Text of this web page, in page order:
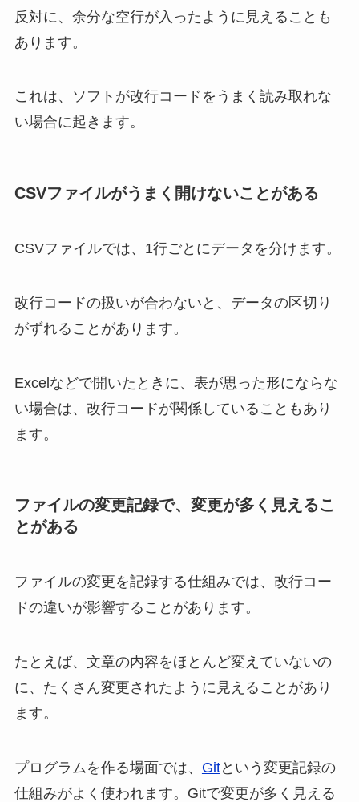
反対に、余分な空行が入ったように見えることも
あります。
これは、ソフトが改行コードをうまく読み取れな
い場合に起きます。
CSVファイルがうまく開けないことがある
CSVファイルでは、1行ごとにデータを分けます。
改行コードの扱いが合わないと、データの区切り
がずれることがあります。
Excelなどで開いたときに、表が思った形にならな
い場合は、改行コードが関係していることもあり
ます。
ファイルの変更記録で、変更が多く見えるこ
とがある
ファイルの変更を記録する仕組みでは、改行コー
ドの違いが影響することがあります。
たとえば、文章の内容をほとんど変えていないの
に、たくさん変更されたように見えることがあり
ます。
プログラムを作る場面では、 Gitという変更記録の
仕組みがよく使われます。Gitで変更が多く見える